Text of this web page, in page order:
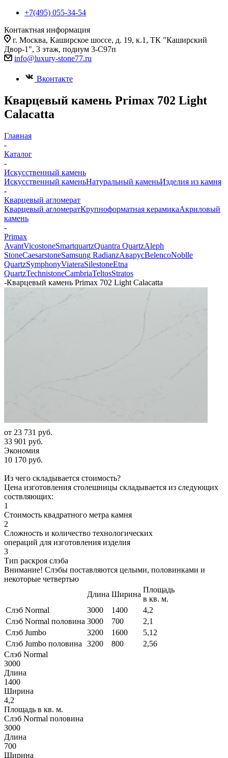
+7(495) 055-34-54
Контактная информация
г. Москва, Каширское шоссе, д. 19, к.1, ТК "Каширский
Двор-1", 3 этаж, подиум 3-С97п
info@luxury-stone77.ru
Вконтакте
Кварцевый камень Primax 702 Light
Calacatta
Главная
-
Каталог
-
Искусственный камень
Искусственный каменьНатуральный каменьИзделия из камня
-
Кварцевый агломерат
Кварцевый агломератКрупноформатная керамикаАкриловый
камень
-
Primax
AvantVicostoneSmartquartzQuantra QuartzAleph
StoneCaesarstoneSamsung RadianzАварусBelencoNoblle
QuartzSymphonyViateraSilestoneEtna
QuartzTechnistoneCambriaTeltosStratos
-Кварцевый камень Primax 702 Light Calacatta
от 23 731 руб.
33 901 руб.
Экономия
10 170 руб.
Из чего складывается стоимость?
Цена изготовления столешницы складывается из следующих
соствляющих:
1
Стоимость квадратного метра камня
2
Сложность и количество технологических
операций для изготовления изделия
3
Тип раскроя слэба
Внимание! Слэбы поставляются целыми, половинками и
некоторые четвертью
Длина Ширина
Площадь
в кв. м.
Слэб Normal
3000 1400
4,2
Слэб Normal половина 3000 700
2,1
Слэб Jumbo
3200 1600
5,12
Слэб Jumbo половина
3200 800
2,56
Слэб Normal
3000
Длина
1400
Ширина
4,2
Площадь в кв. м.
Слэб Normal половина
3000
Длина
700
Ширина